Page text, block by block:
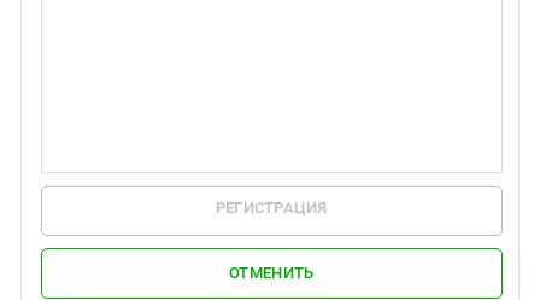
РЕГИСТРАЦИЯ
ОТМЕНИТЬ